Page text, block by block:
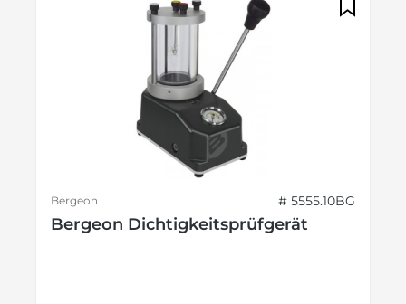
Bergeon # 5555.10BG
Bergeon Dichtigkeitsprüfgerät